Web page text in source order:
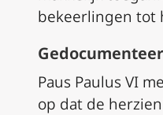
bekeerlingen tot
Paus Paulus VI
op dat de